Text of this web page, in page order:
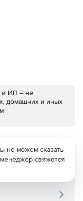
и ИП – не
домашних и иных
не можем сказать
свяжется